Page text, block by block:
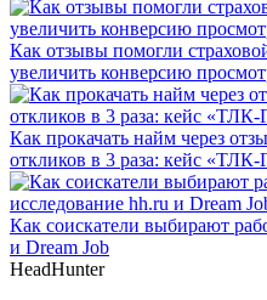
Как отзывы помогли
увеличить конверсию
Как прокачать найм через
откликов в 3 раза: кейс «ТЛК-
Как соискатели выбирают
и Dream Job
HeadHunter